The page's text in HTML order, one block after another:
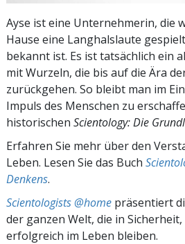
Ayse ist eine Unternehmerin, die
Hause eine Langhalslaute
bekannt ist. Es ist tatsächlich ein
mit Wurzeln, die bis auf die Ära
zurückgehen. So bleibt man im
Impuls des Menschen zu
historischen Scientology: Die
Erfahren Sie mehr über den
Leben. Lesen Sie das Buch
Denkens.
Scientologists @home präsentiert
der ganzen Welt, die in
erfolgreich im Leben bleiben.